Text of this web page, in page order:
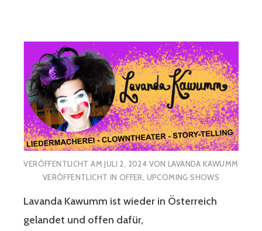
VERÖFFENTLICHT AMJULI 2, 2024 VONLAVANDA KAWUMM
VERÖFFENTLICHT IN OFFER, UPCOMING SHOWS
Lavanda Kawumm ist wieder in Österreich
gelandet und offen dafür,